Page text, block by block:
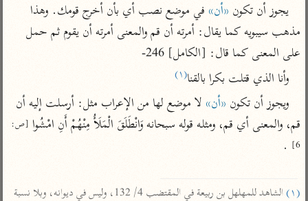
Type 2 or more characters for results.
Type 1 or more
characters for results.
أمّهات
تفسير الطبري
تفسير ابن كثير
تفسير القرطبي
عامّة
فتح البيان للقنوجي
فتح القدير للشوكاني
تفسير ابن جزي
موسوعات
المختصر في
التفسير
يجوز أن تكون «أن»
على المعنى كما قال: [الكامل] 246-
وأنا الذي قتلت بكرا بالقنا(١)
ويجوز أن تكون «أن»
قم، والمعنى أي قم، ومثله قوله سبحانه وَانْطَلَقَ الْمَلَأُ مِنْهُمْ أَنِ امْشُوا
6]
.
(١)